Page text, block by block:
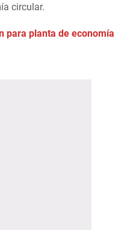
circular.
para planta de economía